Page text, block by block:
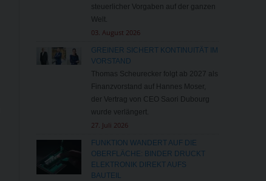
steuerlicher Vorgaben auf der ganzen
Welt.
03. August 2026
GREINER SICHERT KONTINUITÄT IM
VORSTAND
Thomas Scheurecker folgt ab 2027 als
Finanzvorstand auf Hannes Moser,
der Vertrag von CEO Saori Dubourg
wurde verlängert.
27. Juli 2026
FUNKTION WANDERT AUF DIE
OBERFLÄCHE: BINDER DRUCKT
ELEKTRONIK DIREKT AUFS
BAUTEIL